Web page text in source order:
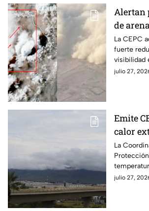
Alertan
de
viajes
La CEPC
fuerte
visibilidad
carretero
julio 27,
Emite
calor
para
La
grados en
julio 27,